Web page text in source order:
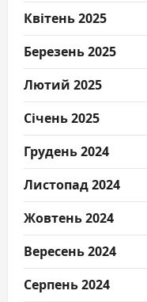
Квітень 2025
Березень 2025
Лютий 2025
Січень 2025
Грудень 2024
Листопад 2024
Жовтень 2024
Вересень 2024
Серпень 2024